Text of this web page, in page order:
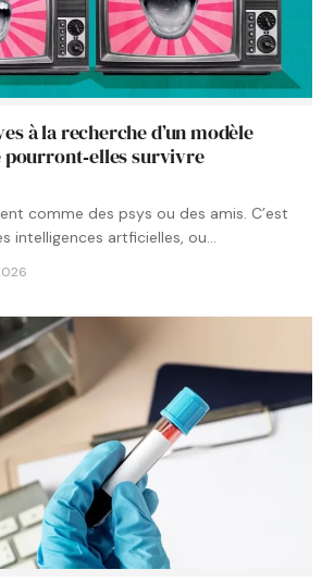
à la recherche d’un modèle
pourront‑elles survivre
comme des psys ou des amis. C’est
intelligences artficielles, ou…